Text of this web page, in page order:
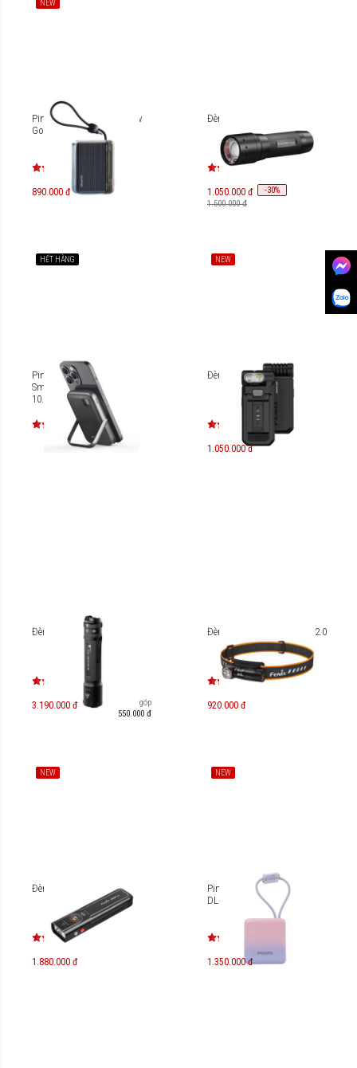
NEW
Pin dự phòng Sharge Flow
Go P4 10.000mAh
890.000 đ
Đèn pin Ledlenser P7 Core
1.050.000 đ -30%
1.500.000 đ
HẾT HÀNG
Pin dự phòng Mazer
Smallest MagSafe
10.000mAh M-MAGAIR16
NEW
Đèn Pin Fenix SW05R-RED
1.050.000 đ
Đèn pin Ledlenser TAC7R
3.190.000 đ
Trả góp
550.000 đ
Đèn đội đầu Fenix HM23 V2.0
920.000 đ
NEW
Đèn pin Fenix E06R Pro
1.880.000 đ
NEW
Pin sạc dự phòng Philips
DLP2713 10.000mAh
1.350.000 đ